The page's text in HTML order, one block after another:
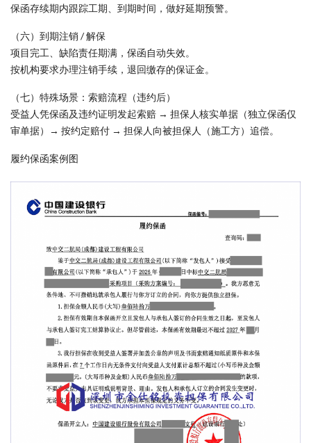
保函存续期内跟踪工期、到期时间，做好延期预警。
（六）到期注销 / 解保
项目完工、缺陷责任期满，保函自动失效。
按机构要求办理注销手续，退回缴存的保证金。
（七）特殊场景：索赔流程（违约后）
受益人凭保函及违约证明发起索赔 → 担保人核实单据（独立保函仅
审单据）→ 按约定赔付 → 担保人向被担保人（施工方）追偿。
履约保函案例图